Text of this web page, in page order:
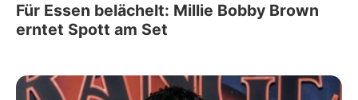
Für Essen belächelt: Millie Bobby Brown
erntet Spott am Set